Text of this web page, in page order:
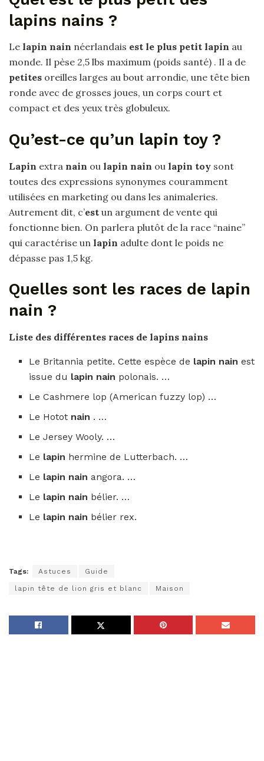
lapins nains ?
Le lapin nain néerlandais est le plus petit lapin au
monde. Il pèse 2,5 lbs maximum (poids santé) . Il a de
petites oreilles larges au bout arrondie, une tête bien
ronde avec de grosses joues, un corps court et
compact et des yeux très globuleux.
Qu’est-ce qu’un lapin toy ?
Lapin extra nain ou lapin nain ou lapin toy sont
toutes des expressions synonymes couramment
utilisées en marketing ou dans les animaleries.
Autrement dit, c’est un argument de vente qui
fonctionne bien. On parlera plutôt de la race “naine”
qui caractérise un lapin adulte dont le poids ne
dépasse pas 1,5 kg.
Quelles sont les races de lapin
nain ?
Liste des différentes races de lapins nains
Le Britannia petite. Cette espèce de lapin nainest
issue du lapin nain polonais. …
Le Cashmere lop (American fuzzy lop) …
Le Hotot nain . …
Le Jersey Wooly. …
Le lapin hermine de Lutterbach. …
Le lapin nainangora. …
Le lapin nain bélier. …
Le lapin nain bélier rex.
Tags: Astuces Guide
lapin tête de lion gris et blanc Maison